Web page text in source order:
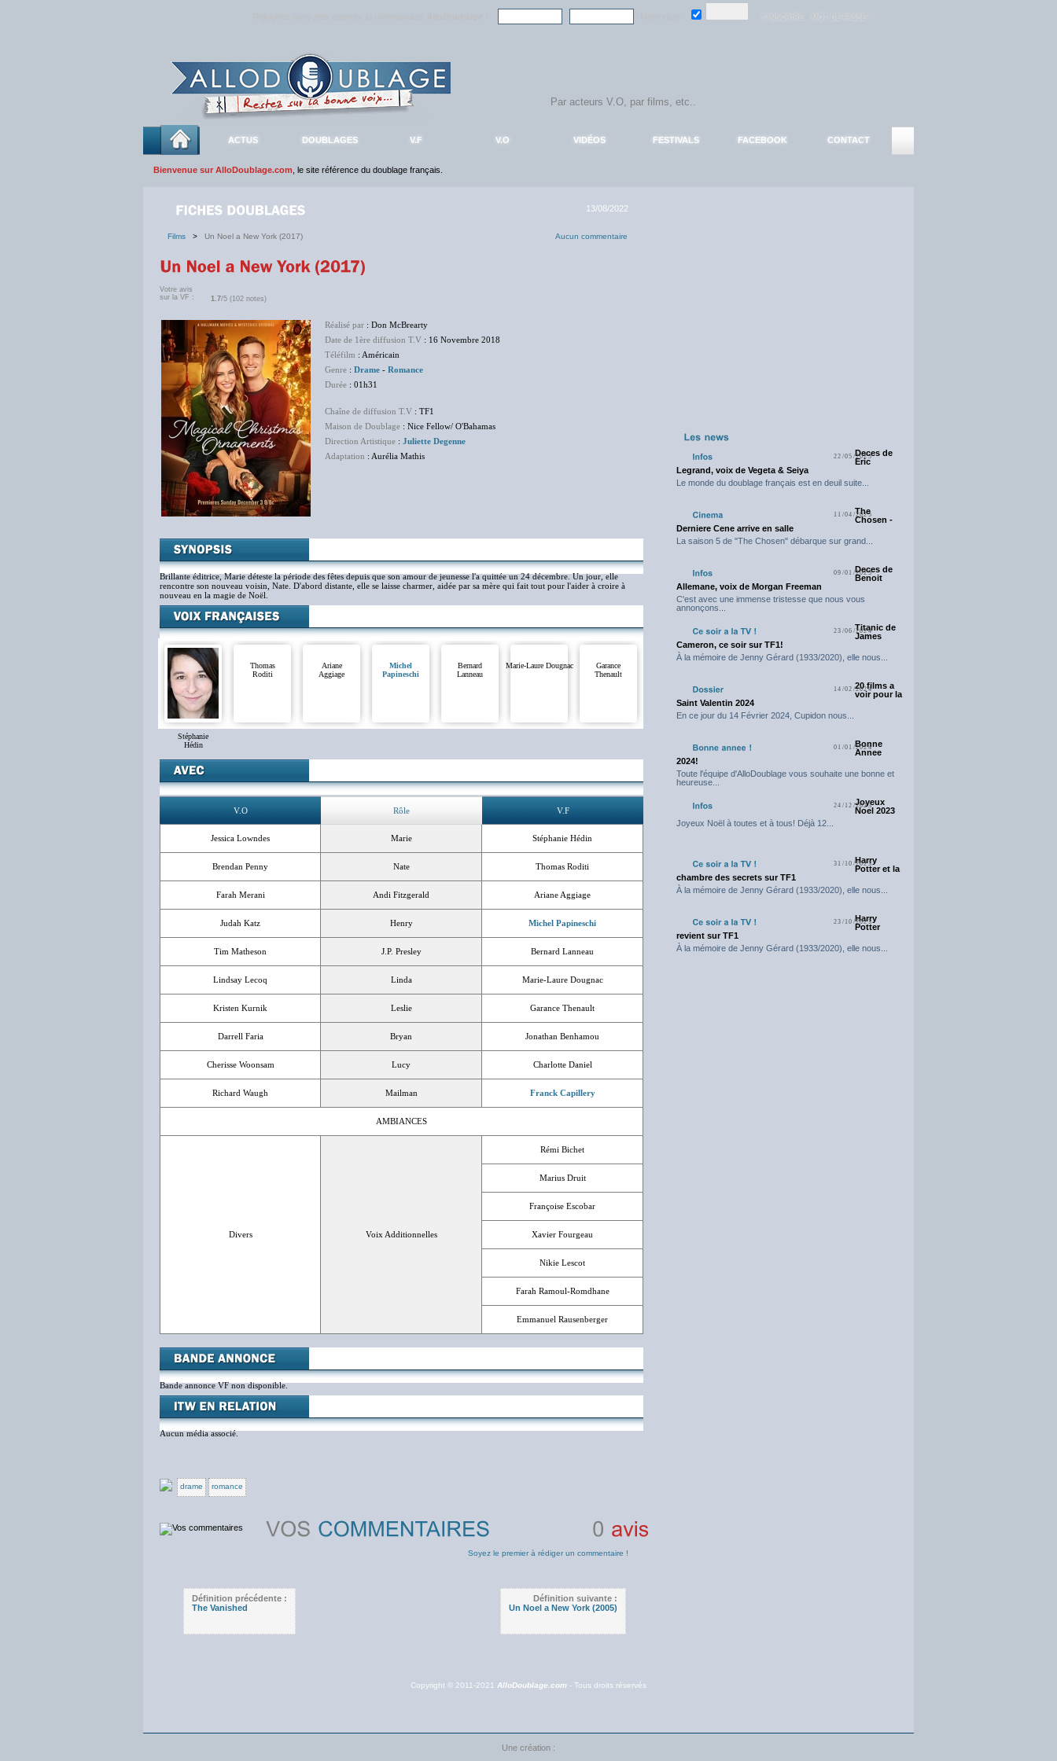
ACTUS DOUBLAGES V.F V.O VIDÉOS FESTIVALS FACEBOOK CONTACT
Bienvenue sur AlloDoublage.com , le site référence du doublage français.
13/08/2022
Films > Un Noel a New York (2017) Aucun commentaire
Votre avis
sur la VF :
1.7/5 (102 notes)
Réalisé par : Don McBrearty
Date de 1ère diffusion T.V : 16 Novembre 2018
Téléfilm : Américain
Genre : Drame - Romance
Durée : 01h31
Chaîne de diffusion T.V : TF1
Maison de Doublage : Nice Fellow/ O'Bahamas
Direction Artistique : Juliette Degenne
Adaptation : Aurélia Mathis
Brillante éditrice, Marie déteste la période des fêtes depuis que son amour de jeunesse l'a quittée un 24 décembre. Un jour, elle
rencontre son nouveau voisin, Nate. D'abord distante, elle se laisse charmer, aidée par sa mère qui fait tout pour l'aider à croire à
nouveau en la magie de Noël.
Stéphanie
Hédin
Thomas
Roditi
Ariane
Aggiage
Michel
Papineschi
Bernard
Lanneau
Marie-Laure Dougnac
Garance
Thenault
V.O Rôle V.F
Jessica Lowndes Marie Stéphanie Hédin
Brendan Penny Nate Thomas Roditi
Farah Merani Andi Fitzgerald Ariane Aggiage
Judah Katz Henry Michel Papineschi
Tim Matheson J.P. Presley Bernard Lanneau
Lindsay Lecoq Linda Marie-Laure Dougnac
Kristen Kurnik Leslie Garance Thenault
Darrell Faria Bryan Jonathan Benhamou
Cherisse Woonsam Lucy Charlotte Daniel
Richard Waugh Mailman Franck Capillery
AMBIANCES
Divers Voix Additionnelles
Rémi Bichet
Marius Druit
Françoise Escobar
Xavier Fourgeau
Nikie Lescot
Farah Ramoul-Romdhane
Emmanuel Rausenberger
Bande annonce VF non disponible.
Aucun média associé.
drame romance
Soyez le premier à rédiger un commentaire !
Définition précédente :
The Vanished
Définition suivante :
Un Noel a New York (2005)
22/05/2025Deces de
Eric
Legrand, voix de Vegeta & Seiya
Le monde du doublage français est en deuil suite...
11/04/2025
The
Chosen -
Derniere Cene arrive en salle
La saison 5 de "The Chosen" débarque sur grand...
09/01/2025Deces de
Benoit
Allemane, voix de Morgan Freeman
C'est avec une immense tristesse que nous vous
annonçons...
23/06/2024Titanic de
James
Cameron, ce soir sur TF1!
À la mémoire de Jenny Gérard (1933/2020), elle nous...
14/02/202420 films a
voir pour la
Saint Valentin 2024
En ce jour du 14 Février 2024, Cupidon nous...
01/01/2024
Bonne
Annee
2024!
Toute l'équipe d'AlloDoublage vous souhaite une bonne et
heureuse...
24/12/2023
Joyeux
Noel 2023
Joyeux Noël à toutes et à tous! Déjà 12...
31/10/2023
Harry
Potter et la
chambre des secrets sur TF1
À la mémoire de Jenny Gérard (1933/2020), elle nous...
23/10/2023
Harry
Potter
revient sur TF1
À la mémoire de Jenny Gérard (1933/2020), elle nous...
Copyright © 2011-2021 AlloDoublage.com - Tous droits réservés
Une création :